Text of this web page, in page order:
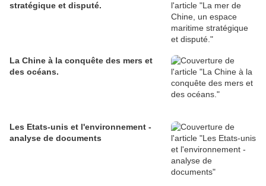
stratégique et disputé.
La Chine à la conquête des mers et
des océans.
Les Etats-unis et l'environnement -
analyse de documents